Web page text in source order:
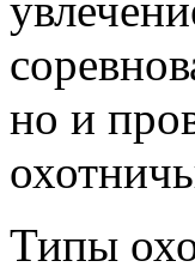
но и
Типы